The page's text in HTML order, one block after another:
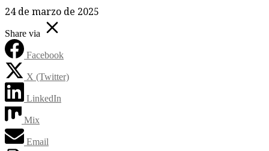
24 de marzo de 2025
Share via
Facebook
X (Twitter)
LinkedIn
Mix
Email